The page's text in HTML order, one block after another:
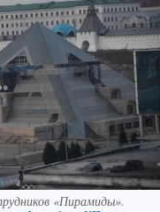
«Пирамиды».